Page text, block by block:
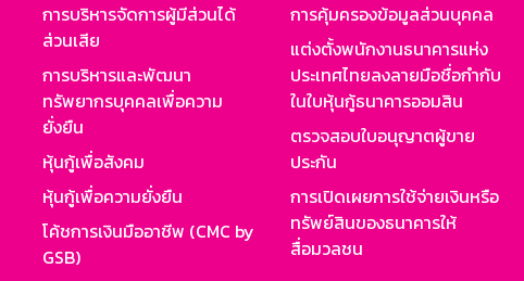
การบริหารจัดการผู้มีส่วนได้
ส่วนเสีย
การบริหารและพัฒนา
ทรัพยากรบุคคลเพื่อความ
ยั่งยืน
หุ้นกู้เพื่อสังคม
หุ้นกู้เพื่อความยั่งยืน
โค้ชการเงินมืออาชีพ (CMC by
GSB)
การคุ้มครองข้อมูลส่วนบุคคล
แต่งตั้งพนักงานธนาคารแห่ง
ประเทศไทยลงลายมือชื่อกำกับ
ในใบหุ้นกู้ธนาคารออมสิน
ตรวจสอบใบอนุญาตผู้ขาย
ประกัน
การเปิดเผยการใช้จ่ายเงินหรือ
ทรัพย์สินของธนาคารให้
สื่อมวลชน